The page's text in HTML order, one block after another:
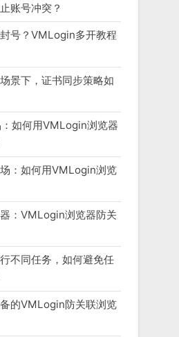
账号冲突？
号？VMLogin多开教程
景下，证书同步策略如
如何用VMLogin浏览器
：如何用VMLogin浏览
：VMLogin浏览器防关
不同任务，如何避免任
的VMLogin防关联浏览